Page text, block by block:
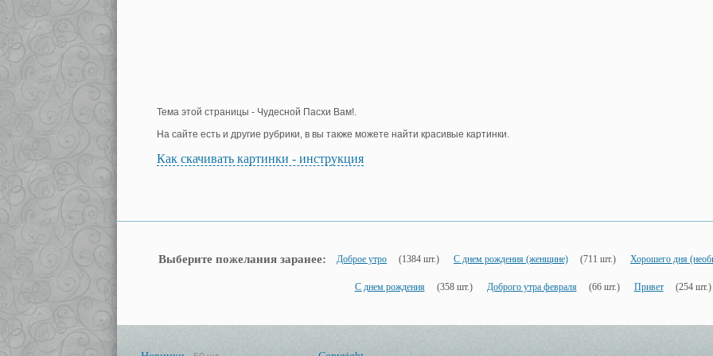
Тема этой страницы - Чудесной Пасхи Вам!.
На сайте есть и другие рубрики, в вы также можете найти красивые картинки.
Как скачивать картинки - инструкция
Выберите пожелания заранее: Доброе утро (1384 шт.) С днем рождения (женщине) (711 шт.) Хорошего дня
С днем рождения (358 шт.) Доброго утра февраля (66 шт.) Привет (254 шт.)